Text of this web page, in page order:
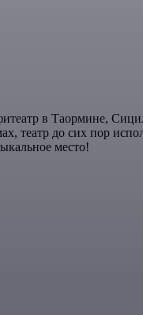
в Таормине,
театр до сих пор
место!